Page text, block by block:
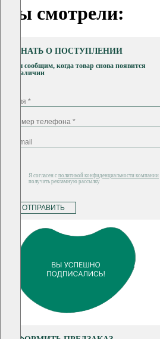
Вы смотрели:
УЗНАТЬ О ПОСТУПЛЕНИИ
Мы сообщим, когда товар снова появится
в наличии
Я согласен с политикой конфиденциальности компании
получать рекламную рассылку
ОТПРАВИТЬ